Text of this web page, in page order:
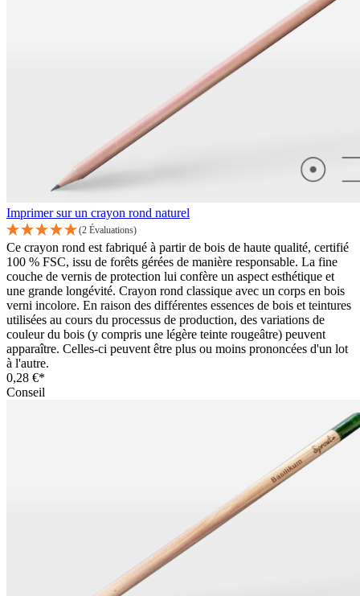
Imprimer sur un crayon rond naturel
(2 Évaluations)
Ce crayon rond est fabriqué à partir de bois de haute qualité, certifié
100 % FSC, issu de forêts gérées de manière responsable. La fine
couche de vernis de protection lui confère un aspect esthétique et
une grande longévité. Crayon rond classique avec un corps en bois
verni incolore. En raison des différentes essences de bois et teintures
utilisées au cours du processus de production, des variations de
couleur du bois (y compris une légère teinte rougeâtre) peuvent
apparaître. Celles-ci peuvent être plus ou moins prononcées d'un lot
à l'autre.
0,28 €*
Conseil